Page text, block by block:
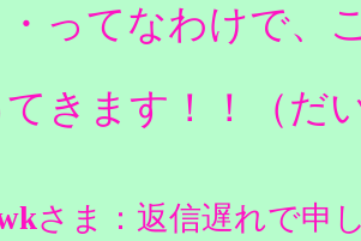
・ってなわけで、
きます！！（だ
さま：返信遅れで申